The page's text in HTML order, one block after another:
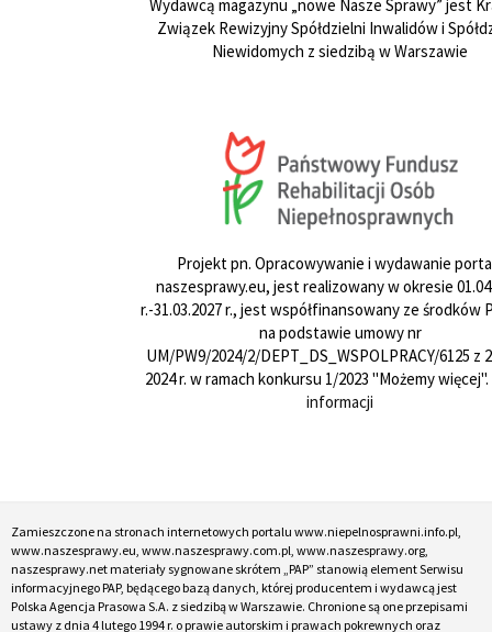
Wydawcą magazynu „nowe Nasze Sprawy” jest
Związek Rewizyjny Spółdzielni Inwalidów i
Niewidomych z siedzibą w Warszawie
Projekt pn. Opracowywanie i wydawanie
naszesprawy.eu, jest realizowany w okresie
r.-31.03.2027 r., jest współfinansowany ze środków
na podstawie umowy nr
UM/PW9/2024/2/DEPT_DS_WSPOLPRACY/6125 z
2024 r. w ramach konkursu 1/2023 "Możemy więcej".
informacji
Zamieszczone na stronach internetowych portalu www.niepelnosprawni.info.pl,
www.naszesprawy.eu, www.naszesprawy.com.pl, www.naszesprawy.org,
naszesprawy.net materiały sygnowane skrótem „PAP” stanowią element Serwisu
informacyjnego PAP, będącego bazą danych, której producentem i wydawcą jest
Polska Agencja Prasowa S.A. z siedzibą w Warszawie. Chronione są one przepisami
ustawy z dnia 4 lutego 1994 r. o prawie autorskim i prawach pokrewnych oraz